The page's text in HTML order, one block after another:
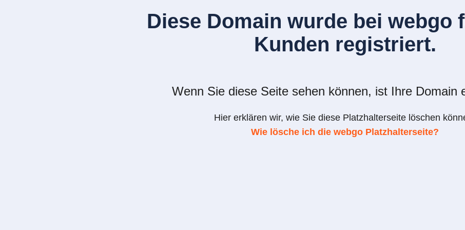
Diese Domain wurde bei webgo
Kunden registriert.
Wenn Sie diese Seite sehen können, ist Ihre Domain
Hier erklären wir, wie Sie diese Platzhalterseite löschen
Wie lösche ich die webgo Platzhalterseite?